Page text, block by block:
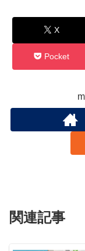
X
Pocket
関連記事